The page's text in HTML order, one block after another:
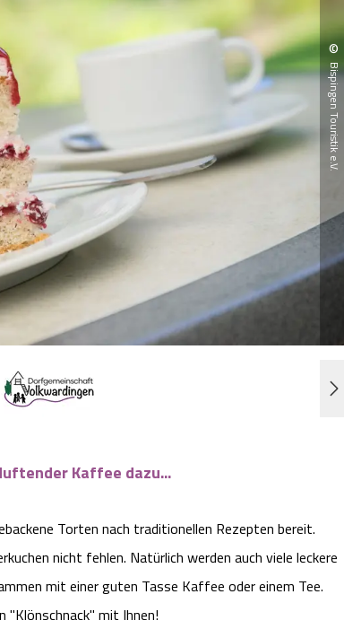
©
Bispingen Touristik e.V.
Kaffee dazu...
Torten nach traditionellen Rezepten bereit.
nicht fehlen. Natürlich werden auch viele leckere
mit einer guten Tasse Kaffee oder einem Tee.
"Klönschnack" mit Ihnen!